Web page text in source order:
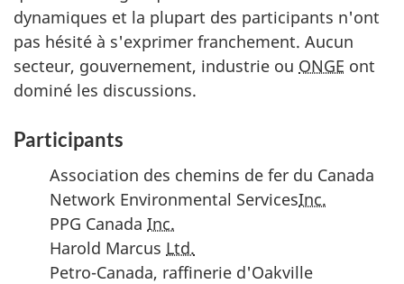
dynamiques et la plupart des participants n'ont
pas hésité à s'exprimer franchement. Aucun
secteur, gouvernement, industrie ou ONGE ont
dominé les discussions.
Participants
Association des chemins de fer du Canada
Network Environmental ServicesInc.
PPG Canada Inc.
Harold Marcus Ltd.
Petro-Canada, raffinerie d'Oakville